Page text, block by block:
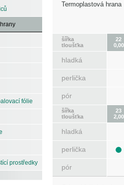
fólie
prostředky
Termoplastová hrana
šířka
tloušťka
22
0,00
hladká
perlička
pór
šířka
tloušťka
23
2,00
hladká
perlička
pór